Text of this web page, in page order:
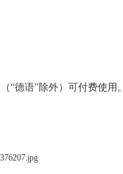
“德语"除外）可付费使用。